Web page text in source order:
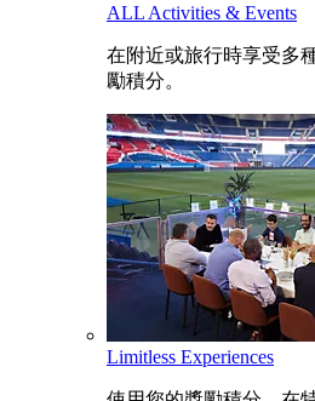
ALL Activities & Events
在附近或旅行時享受多
勵積分。
Limitless Experiences